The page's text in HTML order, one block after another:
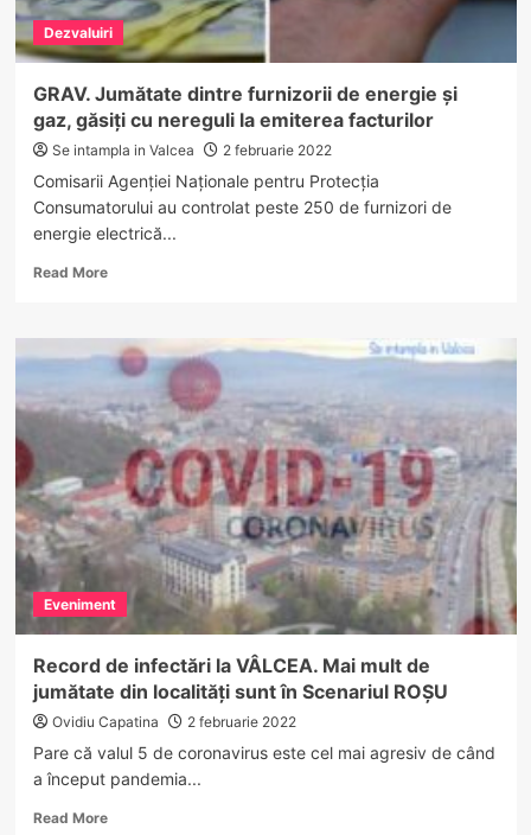
Vezi
de
ce!
Dezvaluiri
GRAV. Jumătate dintre furnizorii de energie și
gaz, găsiți cu nereguli la emiterea facturilor
Se intampla in Valcea 2 februarie 2022
Comisarii Agenției Naționale pentru Protecția
Consumatorului au controlat peste 250 de furnizori de
energie electrică...
Read MoreRead
GRAV.
Jumătate
dintre
furnizorii
de
energie
gaz,
găsiți
nereguli
emiterea
facturilor
Eveniment
Record de infectări la VÂLCEA. Mai mult de
jumătate din localități sunt în Scenariul ROȘU
Ovidiu Capatina 2 februarie 2022
Pare că valul 5 de coronavirus este cel mai agresiv de când
a început pandemia...
Read MoreRead